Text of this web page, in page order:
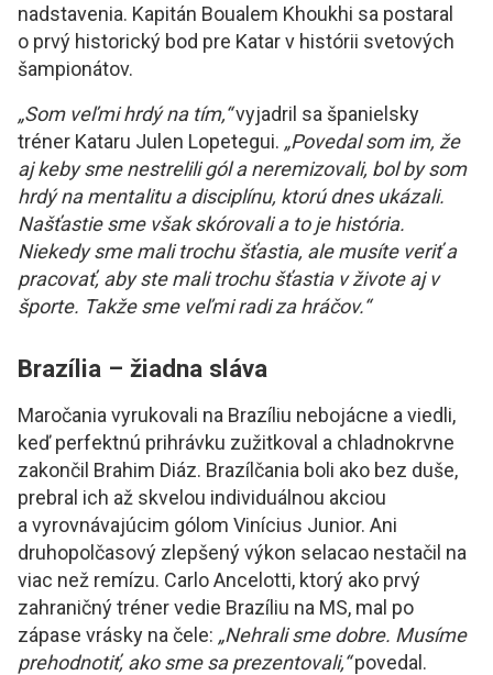
nadstavenia. Kapitán Boualem Khoukhi sa postaral
o prvý historický bod pre Katar v histórii svetových
šampionátov.
„Som veľmi hrdý na tím,“vyjadril sa španielsky
tréner Kataru Julen Lopetegui. „Povedal som im, že
aj keby sme nestrelili gól a neremizovali, bol by som
hrdý na mentalitu a disciplínu, ktorú dnes ukázali.
Našťastie sme však skórovali a to je história.
Niekedy sme mali trochu šťastia, ale musíte veriť a
pracovať, aby ste mali trochu šťastia v živote aj v
športe. Takže sme veľmi radi za hráčov.“
Brazília – žiadna sláva
Maročania vyrukovali na Brazíliu nebojácne a viedli,
keď perfektnú prihrávku zužitkoval a chladnokrvne
zakončil Brahim Diáz. Brazílčania boli ako bez duše,
prebral ich až skvelou individuálnou akciou
a vyrovnávajúcim gólom Vinícius Junior. Ani
druhopolčasový zlepšený výkon selacao nestačil na
viac než remízu. Carlo Ancelotti, ktorý ako prvý
zahraničný tréner vedie Brazíliu na MS, mal po
zápase vrásky na čele: „Nehrali sme dobre. Musíme
prehodnotiť, ako sme sa prezentovali,“povedal.